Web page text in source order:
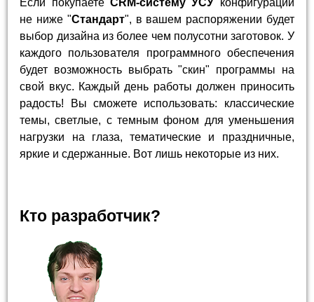
Если покупаете CRM-систему УСУ конфигурации
не ниже "Стандарт", в вашем распоряжении будет
выбор дизайна из более чем полусотни заготовок. У
каждого пользователя программного обеспечения
будет возможность выбрать "скин" программы на
свой вкус. Каждый день работы должен приносить
радость! Вы сможете использовать: классические
темы, светлые, с темным фоном для уменьшения
нагрузки на глаза, тематические и праздничные,
яркие и сдержанные. Вот лишь некоторые из них.
Кто разработчик?